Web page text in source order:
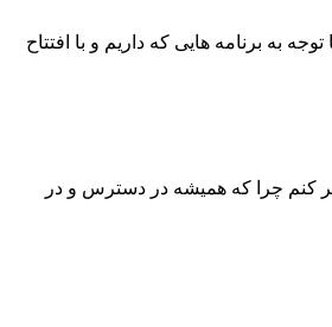
به برنامه هایی که داریم و با افتتاح
کنم چرا که همیشه در دسترس و در